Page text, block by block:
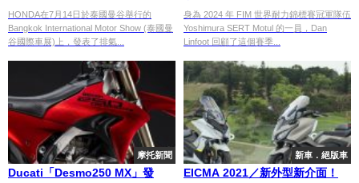
加大改款問世
HONDA在7月14日於泰國曼谷舉行的
Bangkok International Motor Show (泰國曼
谷國際車展)上，發表了排氣...
身為 2024 年 FIM 世界耐力錦標賽冠軍隊伍
Yoshimura SERT Motul 的一員，Dan
Linfoot 回顧了這個賽季...
摩托新聞
Ducati「Desmo250 MX」發
新車．絕版車
EICMA 2021／新外型新介面！